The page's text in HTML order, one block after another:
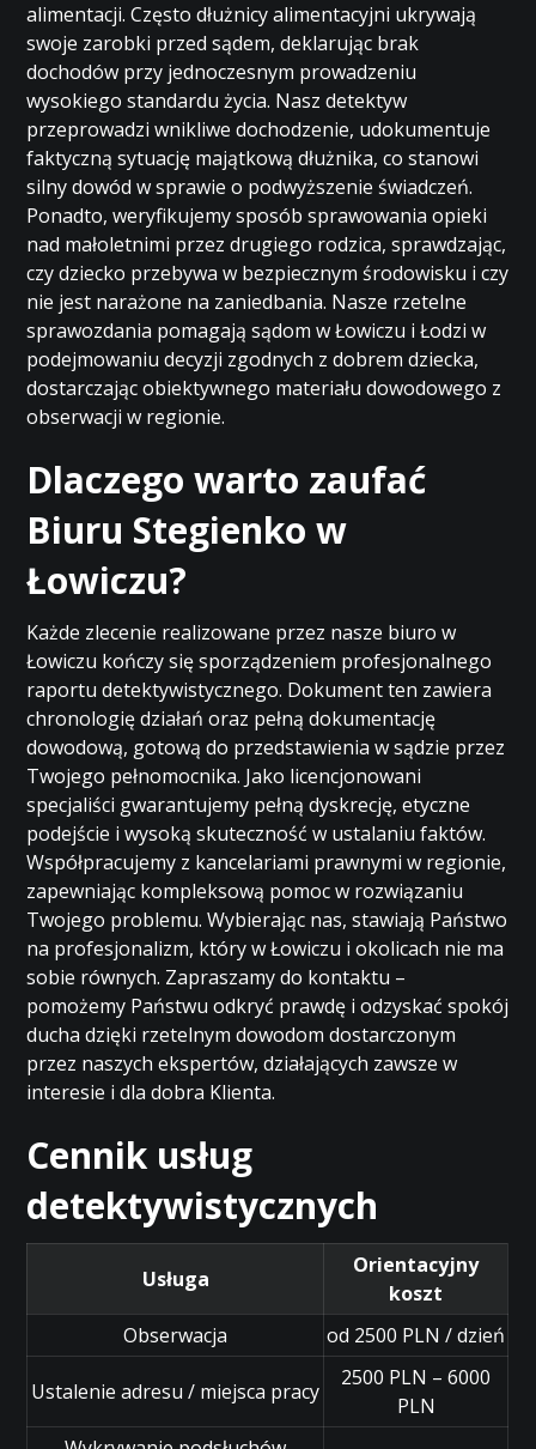
alimentacji. Często dłużnicy alimentacyjni ukrywają
swoje zarobki przed sądem, deklarując brak
dochodów przy jednoczesnym prowadzeniu
wysokiego standardu życia. Nasz detektyw
przeprowadzi wnikliwe dochodzenie, udokumentuje
faktyczną sytuację majątkową dłużnika, co stanowi
silny dowód w sprawie o podwyższenie świadczeń.
Ponadto, weryfikujemy sposób sprawowania opieki
nad małoletnimi przez drugiego rodzica, sprawdzając,
czy dziecko przebywa w bezpiecznym środowisku i czy
nie jest narażone na zaniedbania. Nasze rzetelne
sprawozdania pomagają sądom w Łowiczu i Łodzi w
podejmowaniu decyzji zgodnych z dobrem dziecka,
dostarczając obiektywnego materiału dowodowego z
obserwacji w regionie.
Dlaczego warto zaufać
Biuru Stegienko w
Łowiczu?
Każde zlecenie realizowane przez nasze biuro w
Łowiczu kończy się sporządzeniem profesjonalnego
raportu detektywistycznego. Dokument ten zawiera
chronologię działań oraz pełną dokumentację
dowodową, gotową do przedstawienia w sądzie przez
Twojego pełnomocnika. Jako licencjonowani
specjaliści gwarantujemy pełną dyskrecję, etyczne
podejście i wysoką skuteczność w ustalaniu faktów.
Współpracujemy z kancelariami prawnymi w regionie,
zapewniając kompleksową pomoc w rozwiązaniu
Twojego problemu. Wybierając nas, stawiają Państwo
na profesjonalizm, który w Łowiczu i okolicach nie ma
sobie równych. Zapraszamy do kontaktu –
pomożemy Państwu odkryć prawdę i odzyskać spokój
ducha dzięki rzetelnym dowodom dostarczonym
przez naszych ekspertów, działających zawsze w
interesie i dla dobra Klienta.
Cennik usług
detektywistycznych
Usługa
Orientacyjny
koszt
Obserwacja
od 2500 PLN / dzień
Ustalenie adresu / miejsca pracy
2500 PLN – 6000
PLN